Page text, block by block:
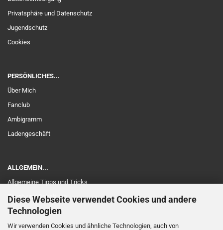
Diese Webseite verwendet Cookies und andere
Technologien
Wir verwenden Cookies und ähnliche Technologien, auch von
Privatsphäre und Datenschutz
Jugendschutz
Cookies
PERSÖNLICHES...
Über Mich
Fanclub
Ambigramm
Ladengeschäft
ALLGEMEIN...
Allgemeine Tipps und Tricks
Touch und Schaltung
Edelholz
Garantie